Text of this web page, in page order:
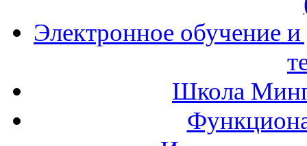
Электронное обучение
Школа